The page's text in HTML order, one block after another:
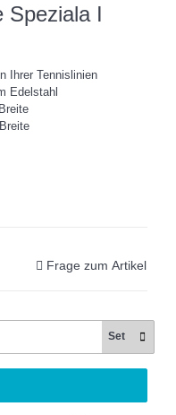
Speziala I
Ihrer Tennislinien
Edelstahl
Frage zum Artikel
Set